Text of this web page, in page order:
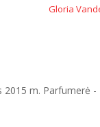
Gloria
m. Parfumerė -